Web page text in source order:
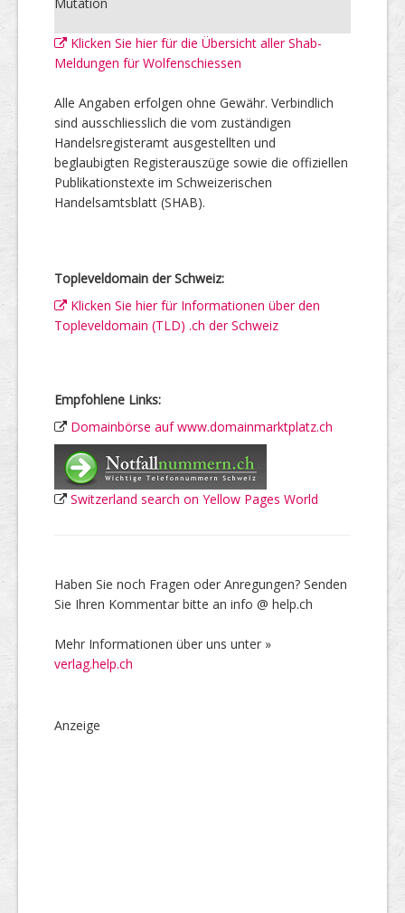
Klicken Sie hier für die Übersicht aller Shab-
Meldungen für Wolfenschiessen
Alle Angaben erfolgen ohne Gewähr. Verbindlich
sind ausschliesslich die vom zuständigen
Handelsregisteramt ausgestellten und
beglaubigten Registerauszüge sowie die offiziellen
Publikationstexte im Schweizerischen
Handelsamtsblatt (SHAB).
Topleveldomain der Schweiz:
Klicken Sie hier für Informationen über den
Topleveldomain (TLD) .ch der Schweiz
Empfohlene Links:
Domainbörse auf www.domainmarktplatz.ch
Switzerland search on Yellow Pages World
Haben Sie noch Fragen oder Anregungen? Senden
Sie Ihren Kommentar bitte an info @ help.ch
Mehr Informationen über uns unter »
verlag.help.ch
Anzeige